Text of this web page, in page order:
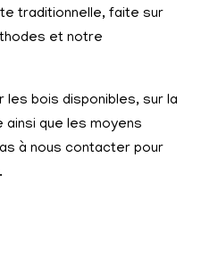
traditionnelle, faite sur
et notre
les bois disponibles, sur la
que les moyens
à nous contacter pour